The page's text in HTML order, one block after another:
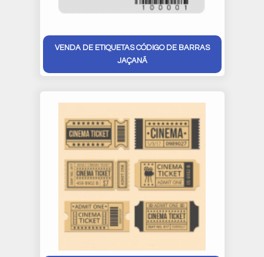
VENDA DE ETIQUETAS CÓDIGO DE BARRAS
JAÇANÃ